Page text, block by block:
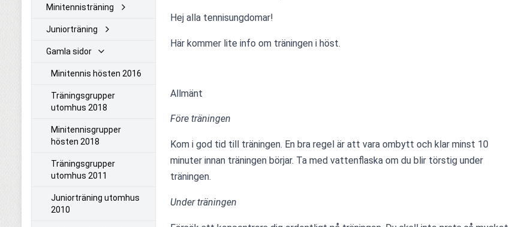
Minitennisträning
Juniorträning
Gamla sidor
Minitennis hösten 2016
Träningsgrupper
utomhus 2018
Minitennisgrupper
hösten 2018
Träningsgrupper
utomhus 2011
Juniorträning utomhus
2010
Hej alla tennisungdomar!
Här kommer lite info om träningen i höst.
Allmänt
Före träningen
Kom i god tid till träningen. En bra regel är att vara ombytt och klar minst 10
minuter innan träningen börjar. Ta med vattenflaska om du blir törstig under
träningen.
Under träningen